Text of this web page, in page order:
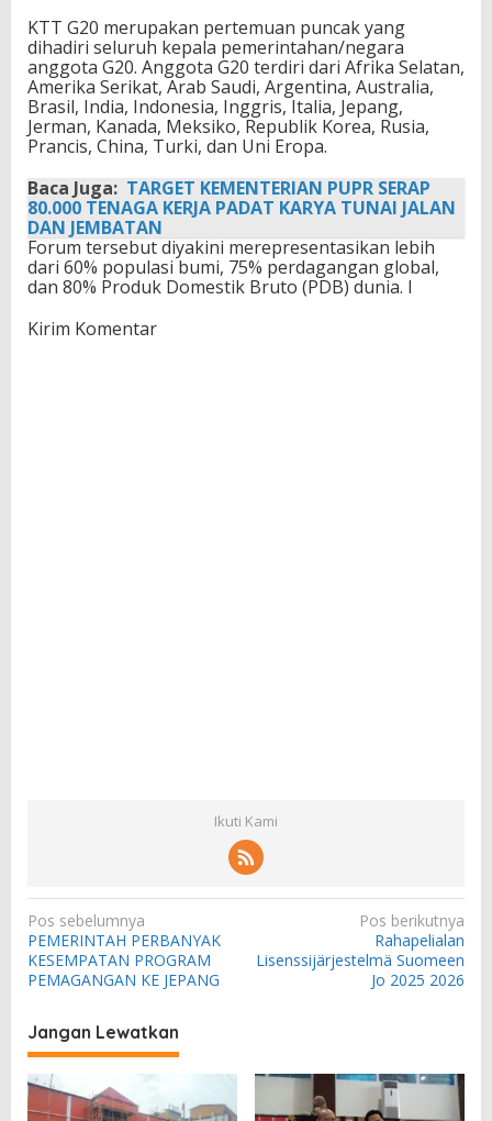
KTT G20 merupakan pertemuan puncak yang
dihadiri seluruh kepala pemerintahan/negara
anggota G20. Anggota G20 terdiri dari Afrika Selatan,
Amerika Serikat, Arab Saudi, Argentina, Australia,
Brasil, India, Indonesia, Inggris, Italia, Jepang,
Jerman, Kanada, Meksiko, Republik Korea, Rusia,
Prancis, China, Turki, dan Uni Eropa.
Baca Juga: TARGET KEMENTERIAN PUPR SERAP
80.000 TENAGA KERJA PADAT KARYA TUNAI JALAN
DAN JEMBATAN
Forum tersebut diyakini merepresentasikan lebih
dari 60% populasi bumi, 75% perdagangan global,
dan 80% Produk Domestik Bruto (PDB) dunia. I
Kirim Komentar
Ikuti Kami
N
a
v
g
a
s
Pos sebelumnya
PEMERINTAH PERBANYAK
KESEMPATAN PROGRAM
PEMAGANGAN KE JEPANG
Pos berikutnya
Rahapelialan
Lisenssijärjestelmä Suomeen
Jo 2025 2026
Jangan Lewatkan